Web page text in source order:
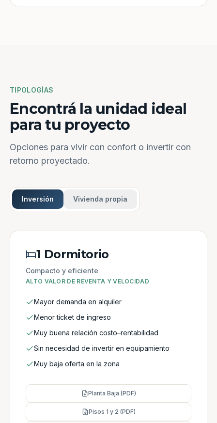
TIPOLOGÍAS
Encontrá la unidad ideal
para tu proyecto
Opciones para vivir con confort o invertir con
retorno proyectado.
Inversión Vivienda propia
1 Dormitorio
Compacto y eficiente
ALTO VALOR DE REVENTA Y VELOCIDAD
Mayor demanda en alquiler
Menor ticket de ingreso
Muy buena relación costo–rentabilidad
Sin necesidad de invertir en equipamiento
Muy baja oferta en la zona
Planta Baja (PDF)
Pisos 1 y 2 (PDF)